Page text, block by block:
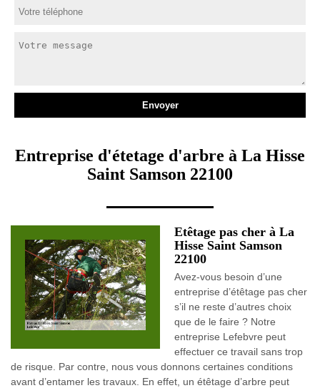
Entreprise d'étetage d'arbre à La Hisse
Saint Samson 22100
Etêtage pas cher à La
Hisse Saint Samson
22100
Avez-vous besoin d’une
entreprise d’étêtage pas cher
s’il ne reste d’autres choix
que de le faire ? Notre
entreprise Lefebvre peut
effectuer ce travail sans trop
de risque. Par contre, nous vous donnons certaines conditions
avant d’entamer les travaux. En effet, un étêtage d’arbre peut